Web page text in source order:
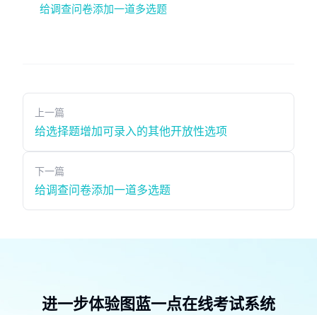
给调查问卷添加一道多选题
上一篇
给选择题增加可录入的其他开放性选项
下一篇
给调查问卷添加一道多选题
进一步体验图蓝一点在线考试系统